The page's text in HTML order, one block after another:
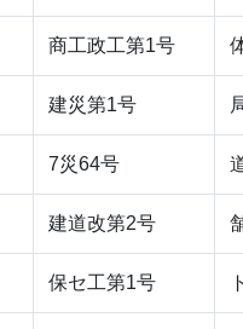
商工政工第1号
建災第1号
7災64号
建道改第2号
保セ工第1号